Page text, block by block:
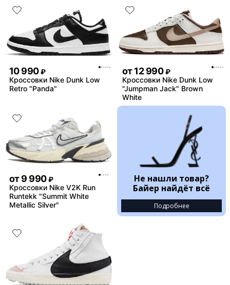
10 990 ₽
Кроссовки Nike Dunk Low
Retro "Panda"
от12 990 ₽
Кроссовки Nike Dunk Low
"Jumpman Jack" Brown
White
от9 990 ₽
Кроссовки Nike V2K Run
Runtekk "Summit White
Metallic Silver"
Не нашли товар?
Байер найдёт всё
Подробнее